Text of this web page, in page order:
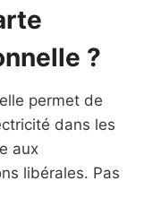
?
permet de
dans les
aux
libérales. Pas